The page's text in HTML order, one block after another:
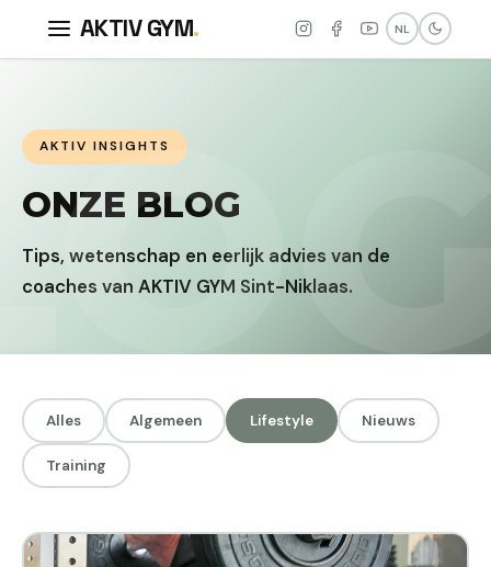
AKTIV GYM. NL
AKTIV INSIGHTS
ONZE BLOG
Tips, wetenschap en eerlijk advies van de
coaches van AKTIV GYM Sint-Niklaas.
Alles Algemeen Lifestyle Nieuws
Training